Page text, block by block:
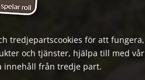
tredjepartscookies för att fungera,
och tjänster, hjälpa till med vår
innehåll från tredje part.